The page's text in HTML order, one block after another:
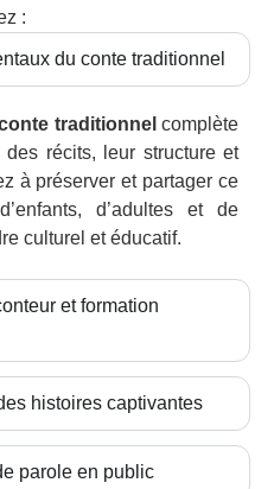
:
du conte traditionnel
traditionnel complète
des récits, leur structure et
à préserver et partager ce
d’adultes et de
culturel et éducatif.
et formation
histoires captivantes
parole en public